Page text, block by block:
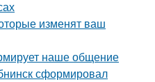
изменят ваш
наше общение
сформировал